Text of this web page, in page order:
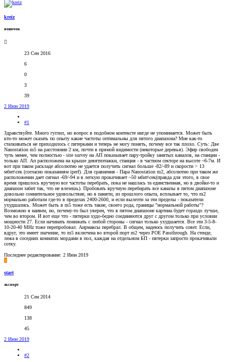
kreiz
новичок
23 Сен 2016
6
0
3
39
2 Июн 2019
#1
Здравствуйте. Много гуглил, но вопрос в подобном контексте нигде не упоминается. Может быть
кто-то может сказать по опыту какие частоты оптимальны для пятого диапазона? Мне как-то
сталкиваться не приходилось с пятерками и теперь не могу понять, почему все так плохо. Суть: Две
Nanostation m5 на расстоянии 2 км, почти в прямой видимости (некоторые деревья). Эфир свободен
чуть менее, чем полностью - site survey на АП показывает пару-тройку занятых каналов, на станции -
только АП. Ап расположена на крыше девятиэтажки, станция - в частном секторе на высоте ~6-7м. И
вот при таком раскладе абсолютно не удается получить сигнал больше -82/-89 и скорости > 13
мбит\сек (согласно показаниям iperf). Для сравнения - Пара Nanostation m2, абсолютно при таком же
расположении дает сигнал -69/-94 и в легкую прокачивает ~50 мбит\сек(правда для этого, в свое
время пришлось вручную все частоты перебрать, пока не нашлась та единственная, но в двойке-то и
диапазон забит так, что не влезешь). Пробовать вручную перебирать все каналы в пятом диапазоне
довольно сомнительное удовольствие, но в памяти, из прошлого опыта, всплывает то, что m2
нормально работали где-то в пределах 2400-2600, и если вылезти за эти пределы - показатели
ухудшались. Может быть в m5 тоже есть такие, своего рода, границы "нормальной работы"?
Возможно я наивен, но, почему-то был уверен, что в пятом диапазоне картина будет гораздо лучше,
чем во втором. И вот еще что - пятерки худо-бедно соединяются друг с другом только при условии
мощности 27. Если начинать понижать с любой стороны - сигнал только ухудшается. Все эти 3-5-8-
10-20-40 MHz тоже перепробовал. Аирмаксы перебрал. В общем, надеюсь получить совет. Если,
вдруг, это имеет значение, то m5 включена во второй порт m2 через POE Passthrough. На стенде,
лежа в соседних комнатах мордами в пол, каждая на отдельном БП - пятерки запросто прокачивали
сотку.
Последнее редактирование: 2 Июн 2019
S
start
эксперт
21 Сен 2014
849
138
45
2 Июн 2019
#2